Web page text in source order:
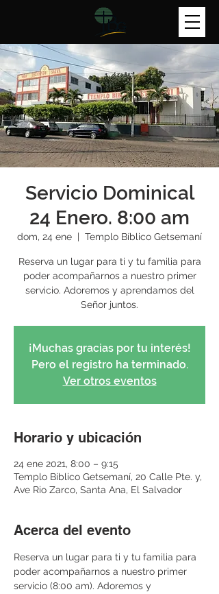
Servicio Dominical
24 Enero. 8:00 am
dom, 24 ene
  |
Templo Bíblico Getsemaní
Reserva un lugar para ti y tu familia para
poder acompañarnos a nuestro primer
servicio. Adoremos y aprendamos del
Señor juntos.
¡Muchas gracias por tu interés!
Pero el registro ha terminado.
Ver otros eventos
Horario y ubicación
24 ene 2021, 8:00 – 9:15
Templo Bíblico Getsemaní, 20 Calle Pte. y,
Ave Rio Zarco, Santa Ana, El Salvador
Acerca del evento
Reserva un lugar para ti y tu familia para
poder acompañarnos a nuestro primer
servicio (8:00 am). Adoremos y